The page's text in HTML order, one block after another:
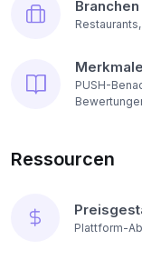
Branchen
Merkmale
PUSH-
Ressourcen
Plattform-